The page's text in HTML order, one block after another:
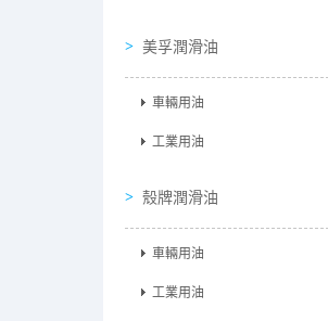
美孚潤滑油
車輛用油
工業用油
殼牌潤滑油
車輛用油
工業用油